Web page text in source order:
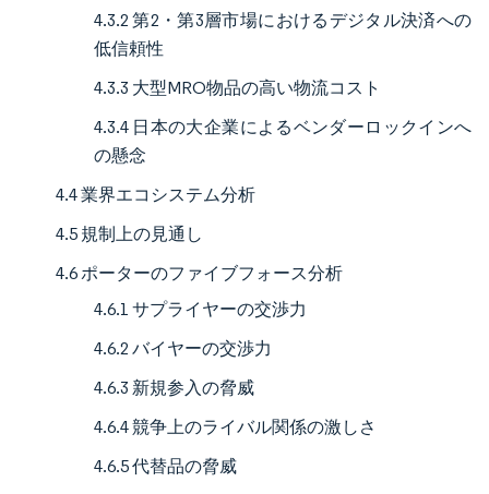
4.3.2 第2・第3層市場におけるデジタル決済への
低信頼性
4.3.3 大型MRO物品の高い物流コスト
4.3.4 日本の大企業によるベンダーロックインへ
の懸念
4.4 業界エコシステム分析
4.5 規制上の見通し
4.6 ポーターのファイブフォース分析
4.6.1 サプライヤーの交渉力
4.6.2 バイヤーの交渉力
4.6.3 新規参入の脅威
4.6.4 競争上のライバル関係の激しさ
4.6.5 代替品の脅威